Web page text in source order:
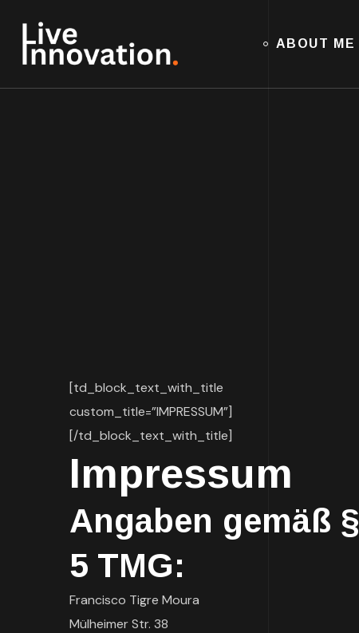
ABOUT ME
[td_block_text_with_title
custom_title=”IMPRESSUM”]
[/td_block_text_with_title]
Impressum
Angaben gemäß §
5 TMG:
Francisco Tigre Moura
Mülheimer Str. 38